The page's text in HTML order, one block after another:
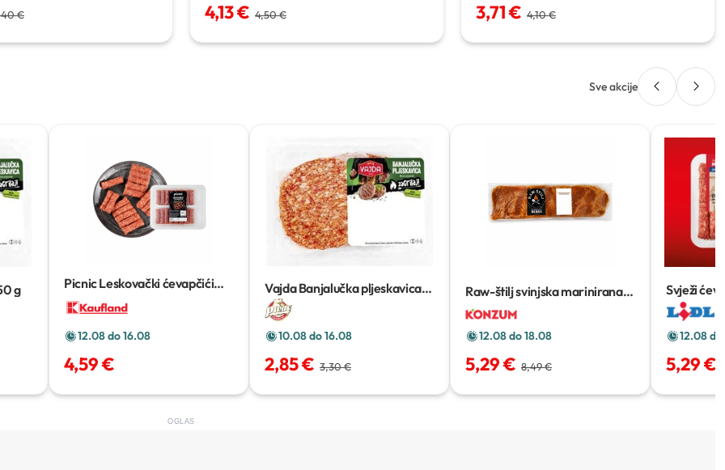
€ 4,13 € 4,50 € 3,71 € 4,10 €
Sve akcije
g
Picnic Leskovački ćevapčići
480 g
12.08 do 16.08
4,59 €
Vajda Banjalučka pljeskavica
450g
10.08 do 16.08
2,85 € 3,30 €
Raw-štilj svinjska marinirana
rebra pikant
12.08 do 18.08
5,29 € 8,49 €
Svježi
12.08
5,29 €
OGLAS